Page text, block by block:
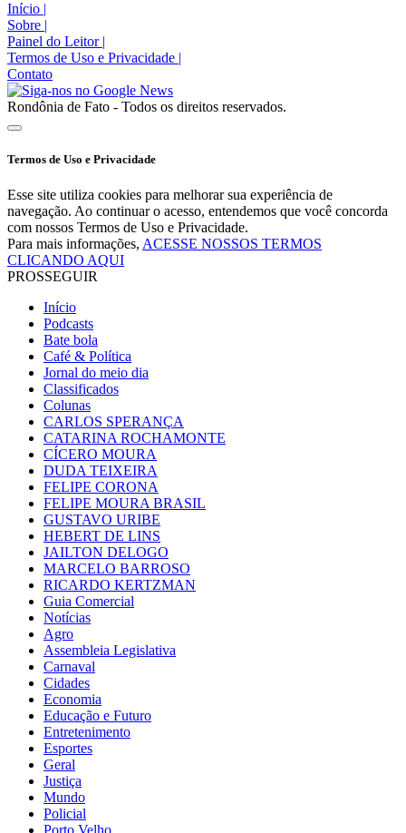
Início |
Sobre |
Painel do Leitor |
Termos de Uso e Privacidade |
Contato
Rondônia de Fato - Todos os direitos reservados.
Termos de Uso e Privacidade
Esse site utiliza cookies para melhorar sua experiência de
navegação. Ao continuar o acesso, entendemos que você concorda
com nossos Termos de Uso e Privacidade.
Para mais informações, ACESSE NOSSOS TERMOS
CLICANDO AQUI
PROSSEGUIR
Início
Podcasts
Bate bola
Café & Política
Jornal do meio dia
Classificados
Colunas
CARLOS SPERANÇA
CATARINA ROCHAMONTE
CÍCERO MOURA
DUDA TEIXEIRA
FELIPE CORONA
FELIPE MOURA BRASIL
GUSTAVO URIBE
HEBERT DE LINS
JAILTON DELOGO
MARCELO BARROSO
RICARDO KERTZMAN
Guia Comercial
Notícias
Agro
Assembleia Legislativa
Carnaval
Cidades
Economia
Educação e Futuro
Entretenimento
Esportes
Geral
Justiça
Mundo
Policial
Porto Velho